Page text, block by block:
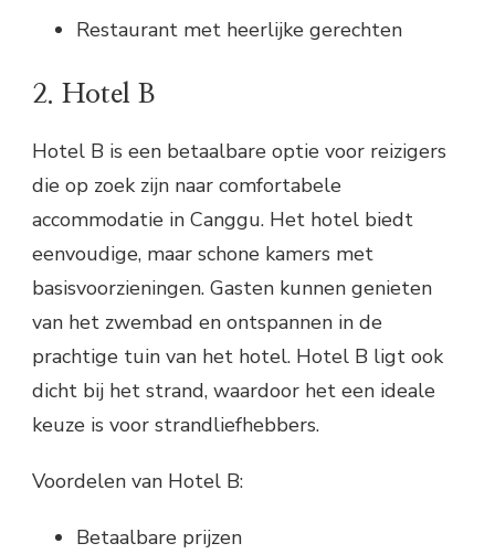
Restaurant met heerlijke gerechten
2. Hotel B
Hotel B is een betaalbare optie voor reizigers
die op zoek zijn naar comfortabele
accommodatie in Canggu. Het hotel biedt
eenvoudige, maar schone kamers met
basisvoorzieningen. Gasten kunnen genieten
van het zwembad en ontspannen in de
prachtige tuin van het hotel. Hotel B ligt ook
dicht bij het strand, waardoor het een ideale
keuze is voor strandliefhebbers.
Voordelen van Hotel B:
Betaalbare prijzen